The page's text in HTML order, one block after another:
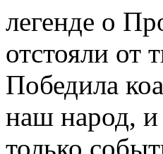
легенде о
отстояли от
Победила
наш народ, и